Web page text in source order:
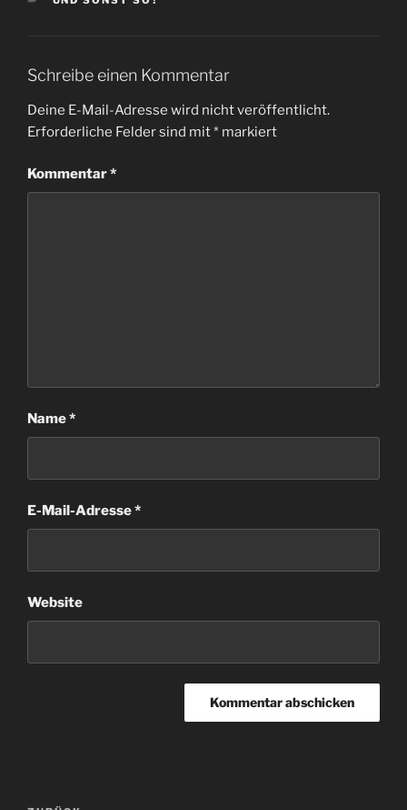
Schreibe einen Kommentar
Deine E-Mail-Adresse wird nicht veröffentlicht.
Erforderliche Felder sind mit* markiert
Kommentar*
Name*
E-Mail-Adresse*
Website
Beitragsnavigation